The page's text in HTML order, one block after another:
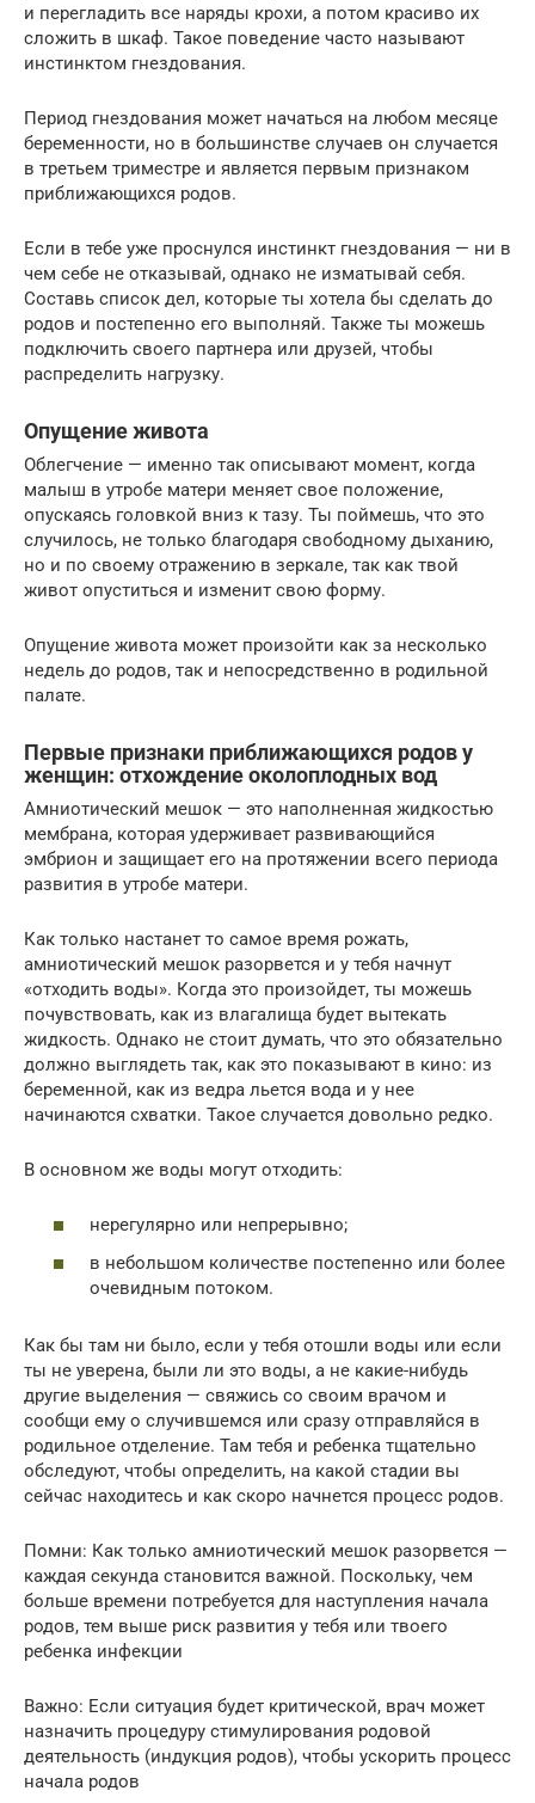
и перегладить все наряды крохи, а потом красиво их
сложить в шкаф. Такое поведение часто называют
инстинктом гнездования.
Период гнездования может начаться на любом месяце
беременности, но в большинстве случаев он случается
в третьем триместре и является первым признаком
приближающихся родов.
Если в тебе уже проснулся инстинкт гнездования — ни в
чем себе не отказывай, однако не изматывай себя.
Составь список дел, которые ты хотела бы сделать до
родов и постепенно его выполняй. Также ты можешь
подключить своего партнера или друзей, чтобы
распределить нагрузку.
Опущение живота
Облегчение — именно так описывают момент, когда
малыш в утробе матери меняет свое положение,
опускаясь головкой вниз к тазу. Ты поймешь, что это
случилось, не только благодаря свободному дыханию,
но и по своему отражению в зеркале, так как твой
живот опуститься и изменит свою форму.
Опущение живота может произойти как за несколько
недель до родов, так и непосредственно в родильной
палате.
Первые признаки приближающихся родов у
женщин: отхождение околоплодных вод
Амниотический мешок — это наполненная жидкостью
мембрана, которая удерживает развивающийся
эмбрион и защищает его на протяжении всего периода
развития в утробе матери.
Как только настанет то самое время рожать,
амниотический мешок разорвется и у тебя начнут
«отходить воды». Когда это произойдет, ты можешь
почувствовать, как из влагалища будет вытекать
жидкость. Однако не стоит думать, что это обязательно
должно выглядеть так, как это показывают в кино: из
беременной, как из ведра льется вода и у нее
начинаются схватки. Такое случается довольно редко.
В основном же воды могут отходить:
нерегулярно или непрерывно;
в небольшом количестве постепенно или более
очевидным потоком.
Как бы там ни было, если у тебя отошли воды или если
ты не уверена, были ли это воды, а не какие-нибудь
другие выделения — свяжись со своим врачом и
сообщи ему о случившемся или сразу отправляйся в
родильное отделение. Там тебя и ребенка тщательно
обследуют, чтобы определить, на какой стадии вы
сейчас находитесь и как скоро начнется процесс родов.
Помни: Как только амниотический мешок разорвется —
каждая секунда становится важной. Поскольку, чем
больше времени потребуется для наступления начала
родов, тем выше риск развития у тебя или твоего
ребенка инфекции
Важно: Если ситуация будет критической, врач может
назначить процедуру стимулирования родовой
деятельность (индукция родов), чтобы ускорить процесс
начала родов